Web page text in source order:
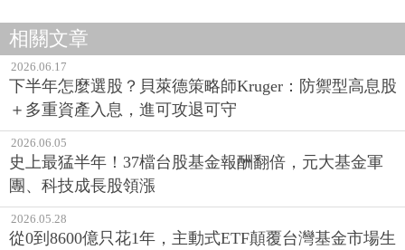
相關文章
2026.06.17
下半年怎麼選股？貝萊德策略師Kruger：防禦型高息股
＋多重資產入息，進可攻退可守
2026.06.05
史上最猛半年！37檔台股基金報酬翻倍，元大基金軍
團、科技成長股領漲
2026.05.28
從0到8600億只花1年，主動式ETF顛覆台灣基金市場生